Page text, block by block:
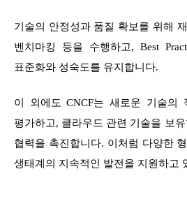
기술의 안정성과 품질 확보를 위해
벤치마킹 등을 수행하고, Best
표준화와 성숙도를 유지합니다.
이 외에도 CNCF는 새로운 기술의
평가하고, 클라우드 관련 기술을 보
협력을 촉진합니다. 이처럼 다양한
생태계의 지속적인 발전을 지원하고